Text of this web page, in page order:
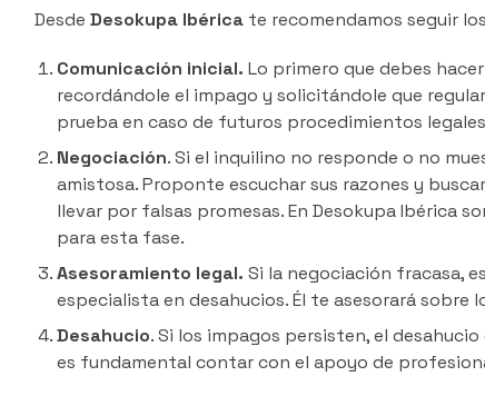
DesdeDesokupa Ibérica te recomendamos seguir
Comunicación inicial. Lo primero que debes
recordándole el impago y solicitándole que
prueba en caso de futuros procedimientos
Negociación. Si el inquilino no responde o no
amistosa. Proponte escuchar sus razones y
llevar por falsas promesas. En Desokupa Ibérica
para esta fase.
Asesoramiento legal. Si la negociación fracasa,
especialista en desahucios. Él te asesorará
Desahucio. Si los impagos persisten, el
es fundamental contar con el apoyo de